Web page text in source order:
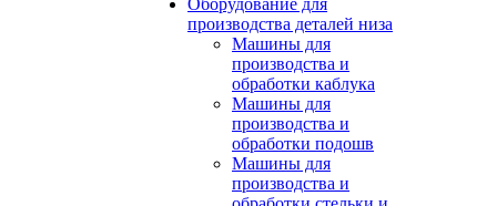
Оборудование для
производства деталей низа
Машины для
производства и
обработки каблука
Машины для
производства и
обработки подошв
Машины для
производства и